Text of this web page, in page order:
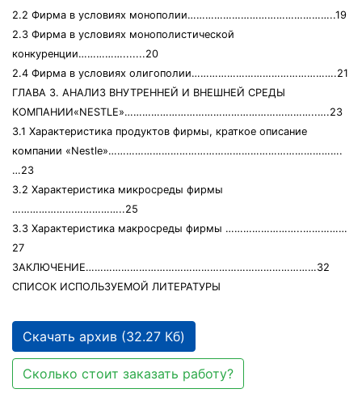
2.2 Фирма в условиях монополии…………………………………………..19
2.3 Фирма в условиях монополистической
конкуренции…………….......20
2.4 Фирма в условиях олигополии………………………………………….21
ГЛАВА 3. АНАЛИЗ ВНУТРЕННЕЙ И ВНЕШНЕЙ СРЕДЫ
КОМПАНИИ«NESTLE»………………………………………………………..….23
3.1 Характеристика продуктов фирмы, краткое описание
компании «Nestle»…………………………………………………………………….
…23
3.2 Характеристика микросреды фирмы
………………………………..25
3.3 Характеристика макросреды фирмы ……………………..……………
27
ЗАКЛЮЧЕНИЕ……………………………………………………………………32
СПИСОК ИСПОЛЬЗУЕМОЙ ЛИТЕРАТУРЫ
Скачать архив (32.27 Кб)
Сколько стоит заказать работу?